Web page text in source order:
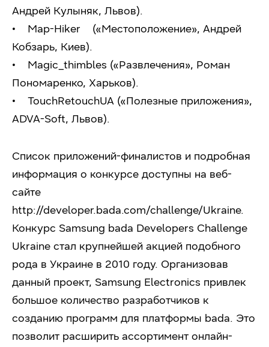
Андрей Кулыняк, Львов).
• Map-Hiker («Местоположение», Андрей
Кобзарь, Киев).
• Magic_thimbles («Развлечения», Роман
Пономаренко, Харьков).
• TouchRetouchUA («Полезные приложения»,
ADVA-Soft, Львов).
Список приложений-финалистов и подробная
информация о конкурсе доступны на веб-
сайте
http://developer.bada.com/challenge/Ukraine.
Конкурс Samsung bada Developers Challenge
Ukraine стал крупнейшей акцией подобного
рода в Украине в 2010 году. Организовав
данный проект, Samsung Electronics привлек
большое количество разработчиков к
созданию программ для платформы bada. Это
позволит расширить ассортимент онлайн-